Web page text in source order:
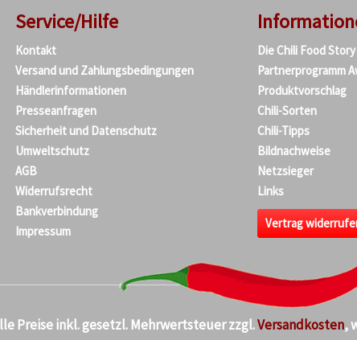
Service/Hilfe
Kontakt
Versand und Zahlungsbedingungen
Händlerinformationen
Presseanfragen
Sicherheit und Datenschutz
Umweltschutz
AGB
Widerrufsrecht
Bankverbindung
Impressum
Die Chili Food Story
Partnerprogramm
Produktvorschlag
Chili-Sorten
Chili-Tipps
Bildnachweise
Netzsieger
Links
Vertrag
Preise inkl. gesetzl. Mehrwertsteuer zzgl.Versandkosten,